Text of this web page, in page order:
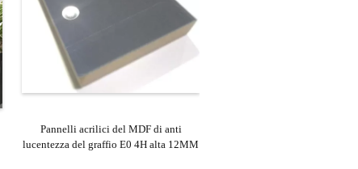
Pannelli acrilici del MDF di anti
lucentezza del graffio E0 4H alta 12MM